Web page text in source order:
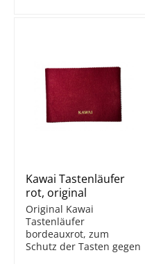
Kawai Tastenläufer
rot, original
Original Kawai
Tastenläufer
bordeauxrot, zum
Schutz der Tasten gegen